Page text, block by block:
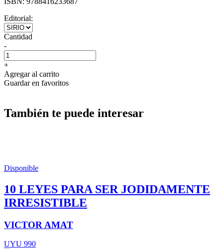
Editorial:
Cantidad
-
+
Agregar al carrito
Guardar en favoritos
También te puede interesar
Disponible
10 LEYES PARA SER JODIDAMENTE
IRRESISTIBLE
VICTOR AMAT
UYU 990